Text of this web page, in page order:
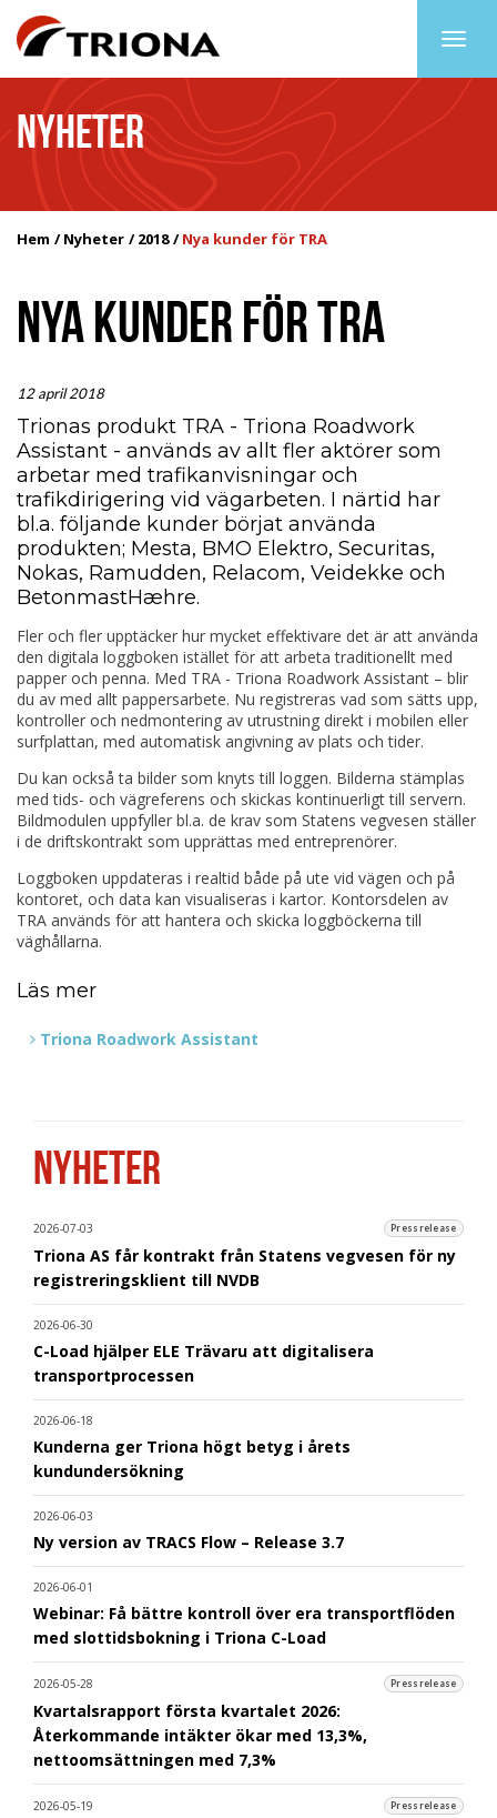
NYHETER
Hem Nyheter 2018 Nya kunder för TRA
NYA KUNDER FÖR TRA
12 april 2018
Trionas produkt TRA - Triona Roadwork
Assistant - används av allt fler aktörer som
arbetar med trafikanvisningar och
trafikdirigering vid vägarbeten. I närtid har
bl.a. följande kunder börjat använda
produkten; Mesta, BMO Elektro, Securitas,
Nokas, Ramudden, Relacom, Veidekke och
BetonmastHæhre.
Fler och fler upptäcker hur mycket effektivare det är att använda
den digitala loggboken istället för att arbeta traditionellt med
papper och penna. Med TRA - Triona Roadwork Assistant – blir
du av med allt pappersarbete. Nu registreras vad som sätts upp,
kontroller och nedmontering av utrustning direkt i mobilen eller
surfplattan, med automatisk angivning av plats och tider.
Du kan också ta bilder som knyts till loggen. Bilderna stämplas
med tids- och vägreferens och skickas kontinuerligt till servern.
Bildmodulen uppfyller bl.a. de krav som Statens vegvesen ställer
i de driftskontrakt som upprättas med entreprenörer.
Loggboken uppdateras i realtid både på ute vid vägen och på
kontoret, och data kan visualiseras i kartor. Kontorsdelen av
TRA används för att hantera och skicka loggböckerna till
väghållarna.
Läs mer
Triona Roadwork Assistant
NYHETER
2026-07-03 Pressrelease
Triona AS får kontrakt från Statens vegvesen för ny
registreringsklient till NVDB
2026-06-30
C-Load hjälper ELE Trävaru att digitalisera
transportprocessen
2026-06-18
Kunderna ger Triona högt betyg i årets
kundundersökning
2026-06-03
Ny version av TRACS Flow – Release 3.7
2026-06-01
Webinar: Få bättre kontroll över era transportflöden
med slottidsbokning i Triona C-Load
2026-05-28 Pressrelease
Kvartalsrapport första kvartalet 2026:
Återkommande intäkter ökar med 13,3%,
nettoomsättningen med 7,3%
2026-05-19 Pressrelease